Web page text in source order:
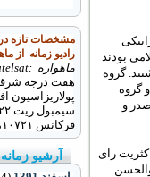
بودند
گروه
گروه
و
رای
مشخصات تازه
رادیو زمانه از
ماهواره :Eutelsat
هفت درجه
پولاریزاسیون
سیمبول ریت ۲۲
فرکانس ۱۰۷۲۱
آرشیو زمانه